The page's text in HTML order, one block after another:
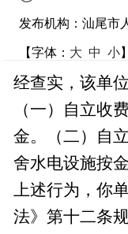
发布机构：汕尾市
【字体： 大 中 小】
经查实，该单
（一）自立收
金。（二）自
舍水电设施按金
上述行为，你
法》第十二条